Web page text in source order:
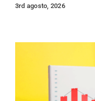
3rd agosto, 2026